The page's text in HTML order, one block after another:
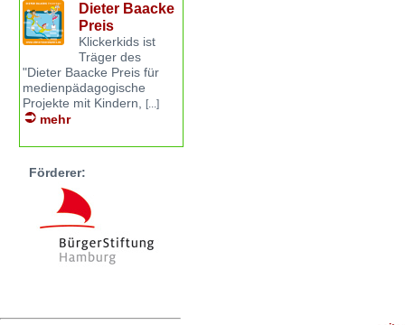
Dieter Baacke
Preis
Klickerkids ist
Träger des
"Dieter Baacke Preis für
medienpädagogische
Projekte mit Kindern, [...]
mehr
Förderer: